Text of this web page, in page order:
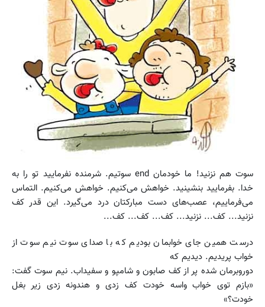
سوت هم نزنید! ما خودمان end سوتیم. شرمنده نفرمایید تو را به
خدا. بفرمایید بنشینید. خواهش می‌کنیم. خواهش می‌کنیم. التماس
می‌فرماییم، عصب‌های دست مبارکتان درد می‌گیرد. این قدر کف
نزنید... کف... نزنید... کف... کف... کف...
درست همین جای خوابمان بودیم که با صدای سوت نیم سوت از
خواب پریدیم. دیدیم که
دوروبرمان شده پر از کف صابون و شامپو و سفیداب. نیم سوت گفت:
«بازم توی خواب واسه خودت کف زدی و هندونه زدی زیر بغل
خودت؟»